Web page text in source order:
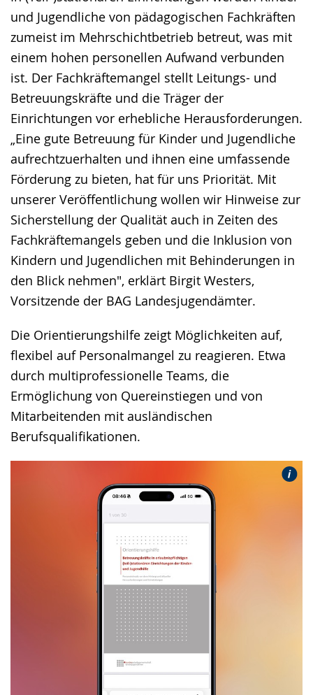
und Jugendliche von pädagogischen Fachkräften
zumeist im Mehrschichtbetrieb betreut, was mit
einem hohen personellen Aufwand verbunden
ist. Der Fachkräftemangel stellt Leitungs- und
Betreuungskräfte und die Träger der
Einrichtungen vor erhebliche Herausforderungen.
„Eine gute Betreuung für Kinder und Jugendliche
aufrechtzuerhalten und ihnen eine umfassende
Förderung zu bieten, hat für uns Priorität. Mit
unserer Veröffentlichung wollen wir Hinweise zur
Sicherstellung der Qualität auch in Zeiten des
Fachkräftemangels geben und die Inklusion von
Kindern und Jugendlichen mit Behinderungen in
den Blick nehmen", erklärt Birgit Westers,
Vorsitzende der BAG Landesjugendämter.
Die Orientierungshilfe zeigt Möglichkeiten auf,
flexibel auf Personalmangel zu reagieren. Etwa
durch multiprofessionelle Teams, die
Ermöglichung von Quereinstiegen und von
Mitarbeitenden mit ausländischen
Berufsqualifikationen.